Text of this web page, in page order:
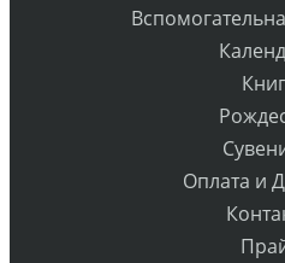
Оплата и